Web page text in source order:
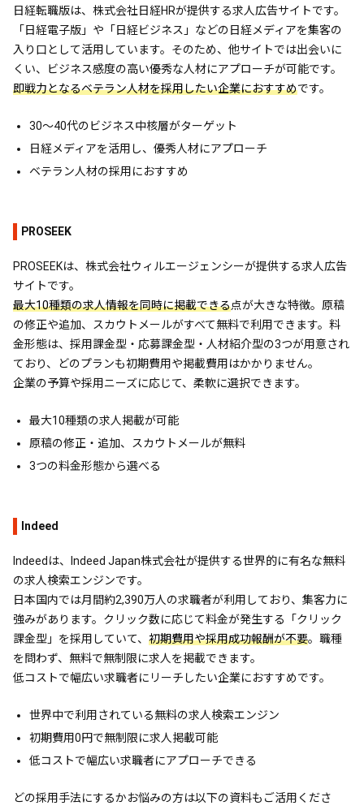
日経転職版は、株式会社日経HRが提供する求人広告サイトです。
「日経電子版」や「日経ビジネス」などの日経メディアを集客の
入り口として活用しています。そのため、他サイトでは出会いに
くい、ビジネス感度の高い優秀な人材にアプローチが可能です。
即戦力となるベテラン人材を採用したい企業におすすめです。
30〜40代のビジネス中核層がターゲット
日経メディアを活用し、優秀人材にアプローチ
ベテラン人材の採用におすすめ
PROSEEK
PROSEEKは、株式会社ウィルエージェンシーが提供する求人広告
サイトです。
最大10種類の求人情報を同時に掲載できる点が大きな特徴。原稿
の修正や追加、スカウトメールがすべて無料で利用できます。料
金形態は、採用課金型・応募課金型・人材紹介型の3つが用意され
ており、どのプランも初期費用や掲載費用はかかりません。
企業の予算や採用ニーズに応じて、柔軟に選択できます。
最大10種類の求人掲載が可能
原稿の修正・追加、スカウトメールが無料
3つの料金形態から選べる
Indeed
Indeedは、Indeed Japan株式会社が提供する世界的に有名な無料
の求人検索エンジンです。
日本国内では月間約2,390万人の求職者が利用しており、集客力に
強みがあります。クリック数に応じて料金が発生する「クリック
課金型」を採用していて、 初期費用や採用成功報酬が不要。職種
を問わず、無料で無制限に求人を掲載できます。
低コストで幅広い求職者にリーチしたい企業におすすめです。
世界中で利用されている無料の求人検索エンジン
初期費用0円で無制限に求人掲載可能
低コストで幅広い求職者にアプローチできる
どの採用手法にするかお悩みの方は以下の資料もご活用くださ